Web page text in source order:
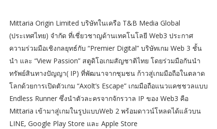
Mittaria Origin Limited บริษัทในเครือ T&B Media Global
(ประเทศไทย) จำกัด ที่เชี่ยวชาญด้านเทคโนโลยี Web3 ประกาศ
ความร่วมมือเชิงกลยุทธ์กับ “Premier Digital” บริษัทเกม Web 3 ชั้น
นำ และ “View Passion” สตูดิโอเกมสัญชาติไทย โดยร่วมมือกันนำ
ทรัพย์สินทางปัญญา( IP) ที่พัฒนาจากชุมชน ก้าวสู่เกมมือถือในตลาด
โลกด้วยการเปิดตัวเกม “Axolt’s Escape” เกมมือถือแนวแคชชวลแบบ
Endless Runner ซึ่งนำตัวละครจากจักรวาล IP ของ Web3 คือ
Mittaria เข้ามาสู่เกมในรูปแบบWeb 2 พร้อมดาวน์โหลดได้แล้วบน
LINE, Google Play Store และ Apple Store